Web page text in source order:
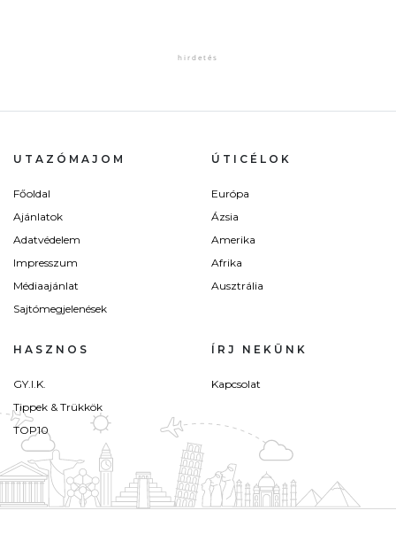
UTAZÓMAJOM
Főoldal
Ajánlatok
Adatvédelem
Impresszum
Médiaajánlat
Sajtómegjelenések
ÚTICÉLOK
Európa
Ázsia
Amerika
Afrika
Ausztrália
HASZNOS
GY.I.K.
Tippek & Trükkök
TOP10
ÍRJ NEKÜNK
Kapcsolat